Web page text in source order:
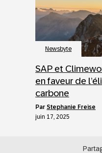
Newsbyte
SAP et
en faveur de
carbone
par Stephanie Freise
juin 17, 2025